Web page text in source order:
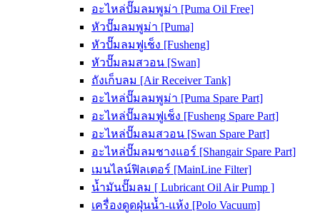
อะไหล่ปั๊มลมพูม่า [Puma Oil Free]
หัวปั๊มลมพูม่า [Puma]
หัวปั๊มลมฟูเช็ง [Fusheng]
หัวปั๊มลมสวอน [Swan]
ถังเก็บลม [Air Receiver Tank]
อะไหล่ปั๊มลมพูม่า [Puma Spare Part]
อะไหล่ปั๊มลมฟูเช็ง [Fusheng Spare Part]
อะไหล่ปั๊มลมสวอน [Swan Spare Part]
อะไหล่ปั๊มลมชางแอร์ [Shangair Spare Part]
เมนไลน์ฟิลเตอร์ [MainLine Filter]
น้ำมันปั๊มลม [ Lubricant Oil Air Pump ]
เครื่องดูดฝุ่นน้ำ-แห้ง [Polo Vacuum]